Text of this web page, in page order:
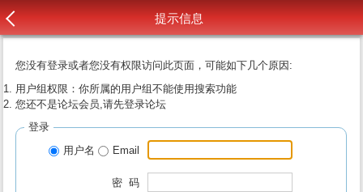
提示信息
您没有登录或者您没有权限访问此页面，可能如下几个原因:
用户组权限：你所属的用户组不能使用搜索功能
您还不是论坛会员,请先登录论坛
登录
用户名
Email
密 码